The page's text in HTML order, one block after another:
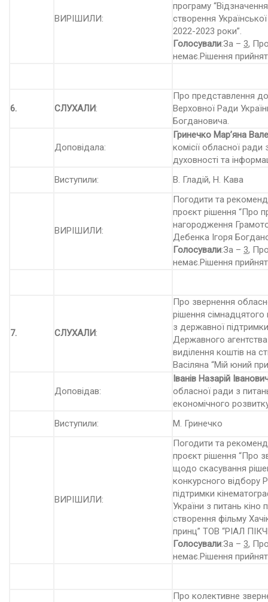
ВИРІШИЛИ:
програму
створення
2022-2023 роки”.
Голосували:За – 3,
немає.Рішення
6. СЛУХАЛИ:
Про представлення
Верховної Ради
Богдановича.
Доповідала:
Гринечко Мар’яна
комісії обласної ради
духовності та
Виступили:
В. Гладій, Н. Кава
ВИРІШИЛИ:
Погодити та
проєкт рішення “Про
нагородження
Дебенка Ігоря
Голосували:За – 3,
немає.Рішення
7. СЛУХАЛИ:
Про звернення
рішення
з державної
Державного
виділення коштів на
Васіляна “Мій юний
Доповідав:
Іванів Назарій
обласної ради з
економічного
Виступили:
М. Гринечко
ВИРІШИЛИ:
Погодити та
проєкт рішення “Про
щодо скасування
конкурсного відбору
підтримки
України з питань кіно
створення фільму
принц” ТОВ “РІАЛ
Голосували:За – 3,
немає.Рішення
Про колективне